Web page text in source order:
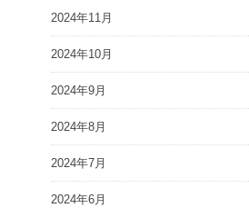
2024年11月
2024年10月
2024年9月
2024年8月
2024年7月
2024年6月